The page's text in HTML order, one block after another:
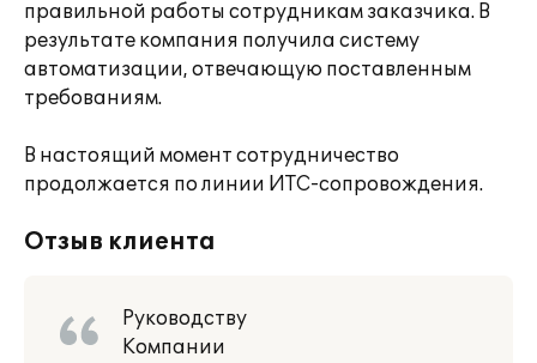
правильной работы сотрудникам заказчика. В
результате компания получила систему
автоматизации, отвечающую поставленным
требованиям.
В настоящий момент сотрудничество
продолжается по линии ИТС-сопровождения.
Отзыв клиента
Руководству
Компании